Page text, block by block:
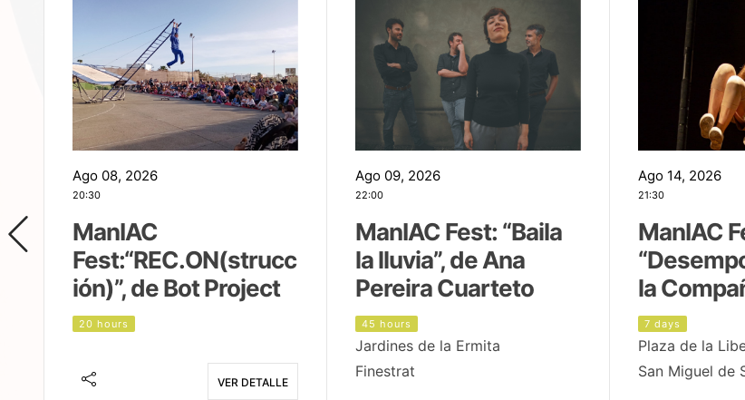
Ago 08, 2026
20:30
ManIAC
Fest:“REC.ON(strucc
ión)”, de Bot Project
20 hours
VER DETALLE
Ago 09, 2026
22:00
ManIAC Fest: “Baila
la lluvia”, de Ana
Pereira Cuarteto
45 hours
Jardines de la Ermita
Finestrat
Ago 14, 2026
21:30
ManIAC
la
7 days
Plaza de la
San Miguel de